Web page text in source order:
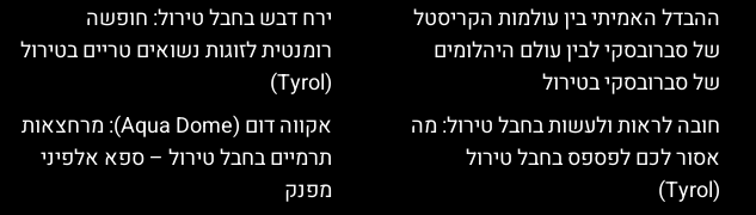
ההבדל האמיתי בין עולמות הקריסטל
של סברובסקי לבין עולם היהלומים
של סברובסקי בטירול
חובה לראות ולעשות בחבל טירול: מה
אסור לכם לפספס בחבל טירול
(Tyrol)
ירח דבש בחבל טירול: חופשה
רומנטית לזוגות נשואים טריים בטירול
(Tyrol)
אקווה דום (Aqua Dome): מרחצאות
תרמיים בחבל טירול – ספא אלפיני
מפנק